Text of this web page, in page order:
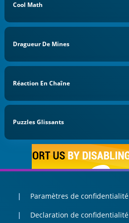
Cool Math
Dragueur De Mines
Réaction En Chaîne
Puzzles Glissants
Paramètres de confidentialité
Declaration de confidentialité